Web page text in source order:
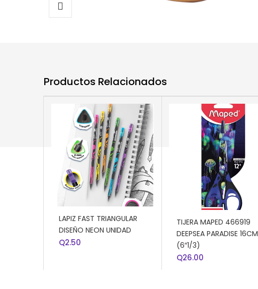
Productos Relacionados
AÑADIR AL CARRITO
LAPIZ FAST TRIANGULAR
DISEÑO NEON UNIDAD
Q2.50
AÑADIR AL CARRITO
TIJERA MAPED 466919
DEEPSEA PARADISE 16CM
(6″1/3)
Q26.00